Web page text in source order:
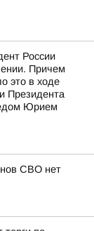
России
Причем
это в ходе
Президента
Юрием
СВО нет